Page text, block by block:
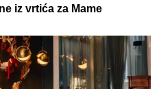
iz vrtića za Mame